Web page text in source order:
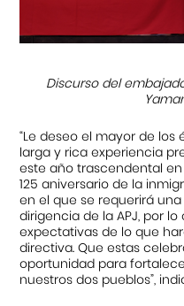
Discurso del
“Le deseo el mayor de los
larga y rica experiencia
este año trascendental
125 aniversario de la
en el que se requerirá
dirigencia de la APJ, por
expectativas de lo que
directiva. Que estas
oportunidad para
nuestros dos pueblos”,